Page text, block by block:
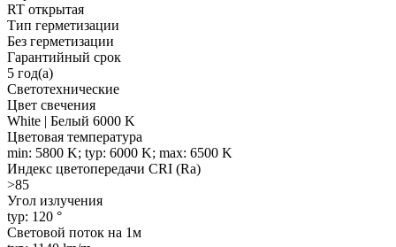
RT открытая
Тип герметизации
Без герметизации
Гарантийный срок
5 год(а)
Светотехнические
Цвет свечения
White | Белый 6000 K
Цветовая температура
min: 5800 K; typ: 6000 K; max: 6500 K
Индекс цветопередачи CRI (Ra)
>85
Угол излучения
typ: 120 °
Световой поток на 1м